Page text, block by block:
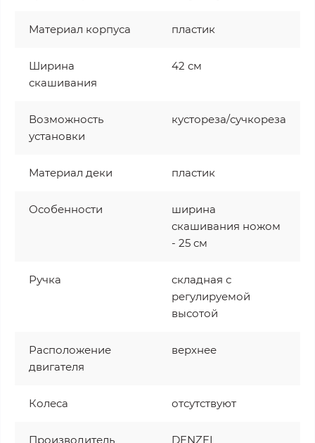
Материал корпуса пластик
Ширина
скашивания
42 см
Возможность
установки
кустореза/сучкореза
Материал деки пластик
Особенности
ширина
скашивания ножом
- 25 см
Ручка
складная с
регулируемой
высотой
Расположение
двигателя
верхнее
Колеса отсутствуют
Производитель DENZEL